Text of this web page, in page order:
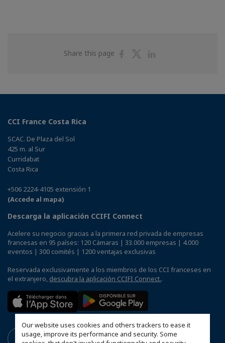
Our website uses cookies and others trackers to ease it
usage, improve its performance and security. Some
Share this page
ShareShare
CCI France Costa Rica
SCAC. De Plaza del Sol
425 m. al Sur
Curridabat
Costa Rica
+506 2224-4105 extensión 1
(Accede al mapa)
Descarga la aplicación CCIFI Connect
Acelere su negocio gracias a la primera red privada de empresas
francesas en 95 países: 120 Cámaras | 33.000 empresas | 4.000
eventos | 300 comités | 1200 ventajas exclusivas
Reservada exclusivamente a los miembros de los CCI franceses en
el extranjero, descubra la aplicación CCIFI Connect..